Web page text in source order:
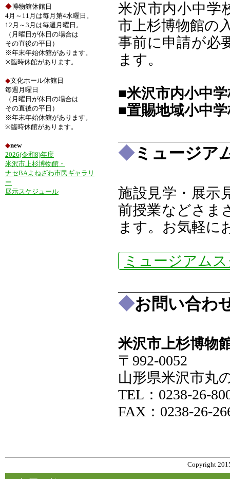
◆博物館休館日
4月～11月は毎月第4水曜日。
12月～3月は毎週月曜日。
（月曜日が休日の場合は
その直後の平日）
※年末年始休館があります。
※臨時休館があります。
◆文化ホール休館日
毎週月曜日
（月曜日が休日の場合は
その直後の平日）
※年末年始休館があります。
※臨時休館があります。
◆new
2026(令和8)年度
米沢市上杉博物館・
ナセBAよねざわ市民ギャラリ
ー
展示スケジュール
米沢市内小中学
市上杉博物館の
事前に申請が必
ます。
■米沢市内小中
■置賜地域小中
◆ミュージア
施設見学・展示
前授業などさま
ます。お気軽に
ミュージアム
◆お問い合わ
米沢市上杉博物
〒992-0052
山形県米沢市丸
TEL：0238-26-
FAX：0238-26-
Copyright